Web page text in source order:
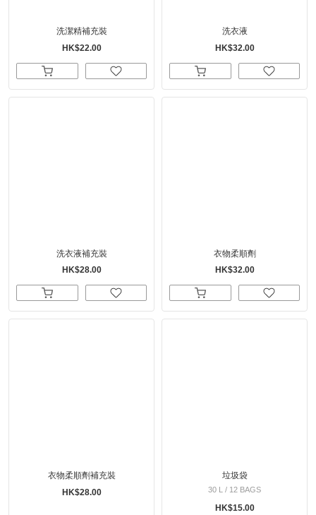
洗潔精補充裝
HK$22.00
洗衣液
HK$32.00
洗衣液補充裝
HK$28.00
衣物柔順劑
HK$32.00
衣物柔順劑補充裝
HK$28.00
垃圾袋
30 L / 12 BAGS
HK$15.00